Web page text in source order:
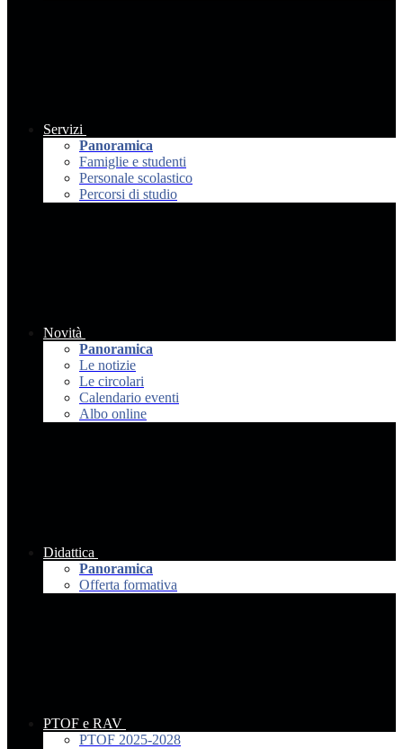
Servizi
Panoramica
Famiglie e studenti
Personale scolastico
Percorsi di studio
Novità
Panoramica
Le notizie
Le circolari
Calendario eventi
Albo online
Didattica
Panoramica
Offerta formativa
PTOF e RAV
PTOF 2025-2028